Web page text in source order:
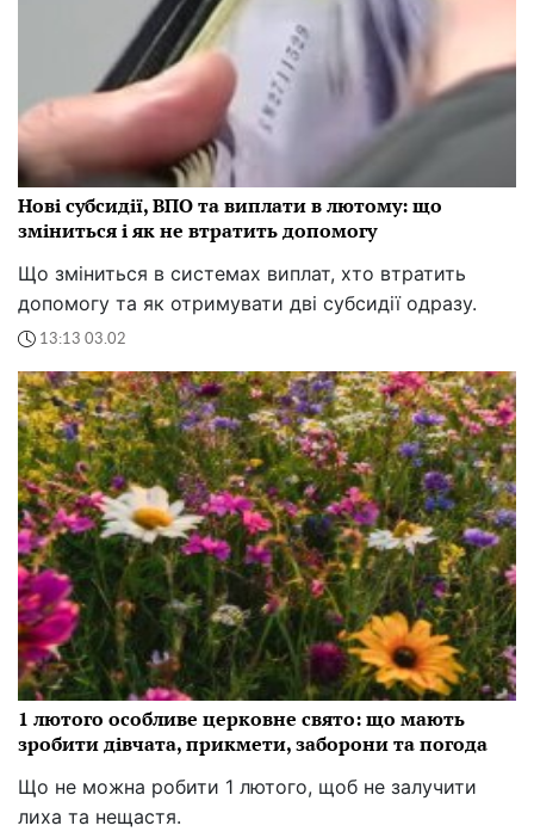
Нові субсидії, ВПО та виплати в лютому: що
зміниться і як не втратить допомогу
Що зміниться в системах виплат, хто втратить
допомогу та як отримувати дві субсидії одразу.
13:13 03.02
1 лютого особливе церковне свято: що мають
зробити дівчата, прикмети, заборони та погода
Що не можна робити 1 лютого, щоб не залучити
лиха та нещастя.